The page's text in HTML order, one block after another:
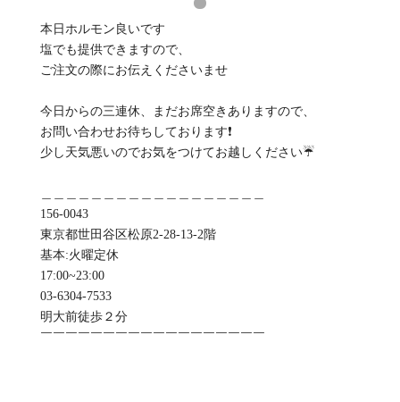
本日ホルモン良いです
塩でも提供できますので、
ご注文の際にお伝えくださいませ
今日からの三連休、まだお席空きありますので、
お問い合わせお待ちしております❗
少し天気悪いのでお気をつけてお越しください☔
156-0043
東京都世田谷区松原2-28-13-2階
基本:火曜定休
️17:00~23:00
03-6304-7533
明大前徒歩２分
￣￣￣￣￣￣￣￣￣￣￣￣￣￣￣￣￣￣